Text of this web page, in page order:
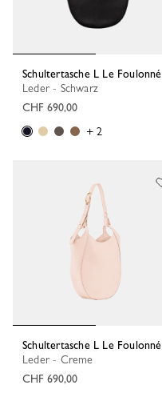
Schultertasche L Le Foulonné
Leder - Schwarz
CHF 690,00
+ 2
Schultertasche L Le Foulonné
Leder - Creme
CHF 690,00